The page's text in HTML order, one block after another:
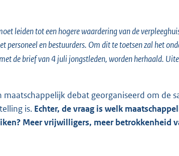
leiden tot een hogere waardering van de
personeel en bestuurders. Om dit te toetsen zal het
de brief van 4 juli jongstleden, worden herhaald.
maatschappelijk debat georganiseerd om de
is. Echter, de vraag is welk
Meer vrijwilligers, meer betrokkenheid